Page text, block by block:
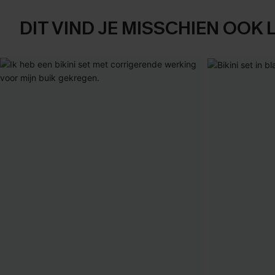
DIT VIND JE MISSCHIEN OOK